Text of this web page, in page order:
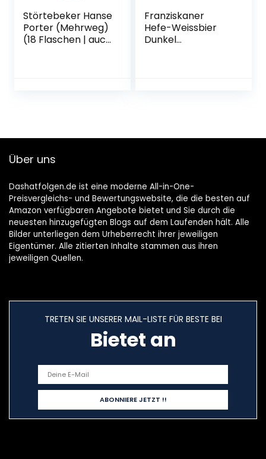
Störtebeker Hanse
Porter (Mehrweg)
(18 Flaschen | auch
Franziskaner
Hefe-Weissbier
Dunkel
Über uns
Dashatfolgen.de ist eine moderne All-in-One-
Preisvergleichs- und Bewertungswebsite, die die besten auf
Amazon verfügbaren Angebote bietet und Sie durch die
neuesten hinzugefügten Blogs auf dem Laufenden hält. Alle
Bilder unterliegen dem Urheberrecht ihrer jeweiligen
Eigentümer. Alle zitierten Inhalte stammen aus ihren
jeweiligen Quellen.
TRETEN SIE UNSERER MAIL-LISTE FÜR BESTE BEI
Bietet an